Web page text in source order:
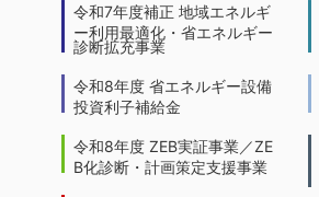
令和7年度補正 地域エネルギ
ー利用最適化・省エネルギー
診断拡充事業
令和8年度 省エネルギー設備
投資利子補給金
令和8年度 ZEB実証事業／ZE
B化診断・計画策定支援事業